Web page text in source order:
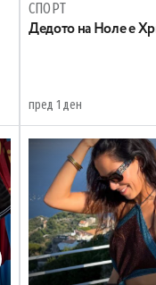
СПОРТ
Дедото на Ноле е
пред 1 ден